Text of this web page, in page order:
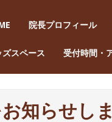
院長プロフィール
ズスペース 受付時間・
知らせし